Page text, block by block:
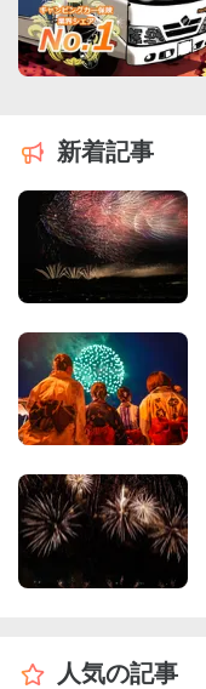
新着記事
人気の記事